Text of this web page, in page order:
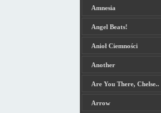
Amnesia
Angel Beats!
Anioł Ciemności
Another
Are You There, Chelse..
Arrow